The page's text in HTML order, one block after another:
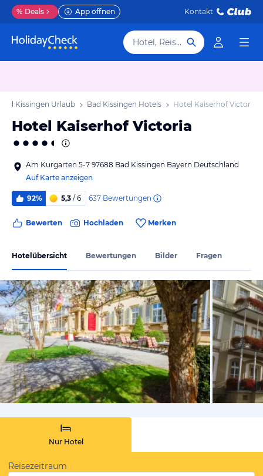
% Deals App öffnen Kontakt
Hotel, Reiseziel
Bad Kissingen Urlaub Bad Kissingen Hotels Hotel Kaiserhof Victoria
Hotel Kaiserhof Victoria
Am Kurgarten 5-7 97688 Bad Kissingen Bayern Deutschland
Auf Karte anzeigen
92% 5,3 / 6 637 Bewertungen
Bewerten Hochladen Merken
Hotelübersicht Bewertungen Bilder Fragen
vom
Nur Hotel
Reisezeitraum